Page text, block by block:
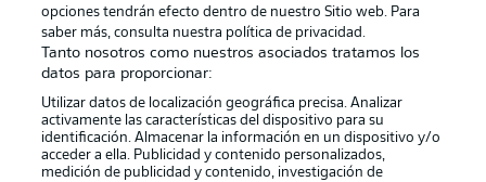
opciones tendrán efecto dentro de nuestro Sitio web. Para
saber más, consulta nuestra política de privacidad.
Tanto nosotros como nuestros asociados tratamos los
datos para proporcionar:
Utilizar datos de localización geográfica precisa. Analizar
activamente las características del dispositivo para su
identificación. Almacenar la información en un dispositivo y/o
acceder a ella. Publicidad y contenido personalizados,
medición de publicidad y contenido, investigación de